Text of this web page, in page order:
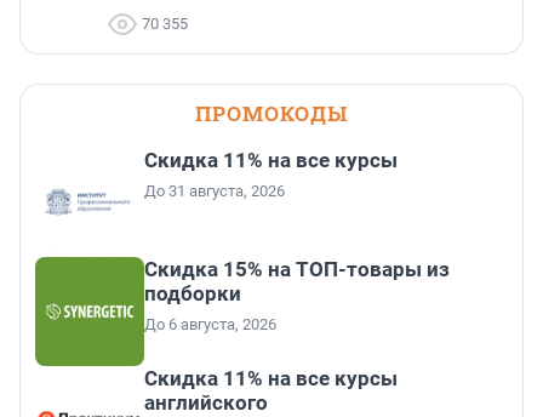
70 355
ПРОМОКОДЫ
Скидка 11% на все курсы
До 31 августа, 2026
Скидка 15% на ТОП-товары из
подборки
До 6 августа, 2026
Скидка 11% на все курсы
английского